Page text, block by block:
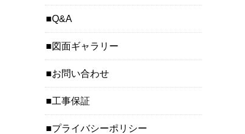
Q&A
図面ギャラリー
お問い合わせ
工事保証
プライバシーポリシー